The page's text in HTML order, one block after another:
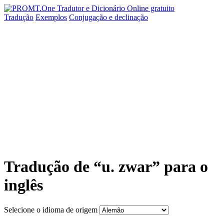
Tradução Exemplos Conjugação e declinação
Tradução de “u. zwar” para o
inglês
Selecione o idioma de origem